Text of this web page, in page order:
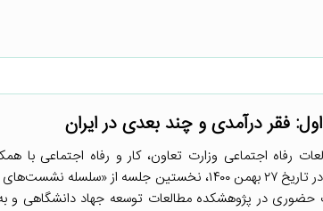
فقر درآمدی و چند بعدی در ایران
رفاه اجتماعی وزارت تعاون، کار و رفاه اجتماعی با
دانشگاهی در تاریخ ۲۷ بهمن ۱۴۰۰، نخستین جلسه از
در پژوهشکده مطالعات توسعه جهاد دانشگاهی و